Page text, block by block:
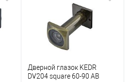
Дверной глазок KEDR
DV204 square 60-90 AB